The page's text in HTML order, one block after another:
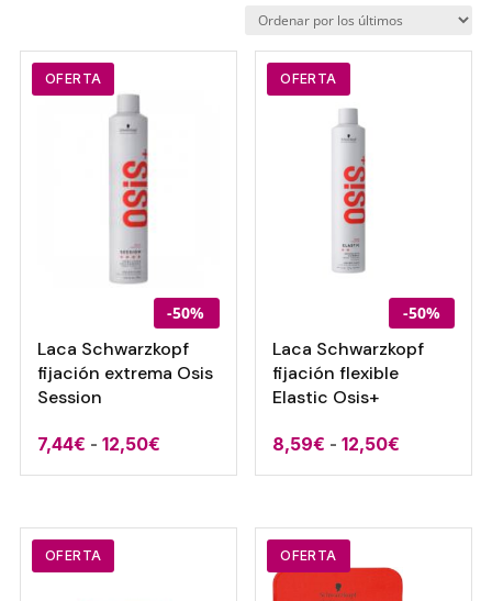
los
últimos
OFERTA
-50%
Laca Schwarzkopf
fijación extrema Osis
Session
7,44€ - 12,50€Rango
de
desde
OFERTA
-50%
Laca Schwarzkopf
fijación flexible
Elastic Osis+
8,59€ - 12,50€
de
desde
hasta
OFERTA OFERTA